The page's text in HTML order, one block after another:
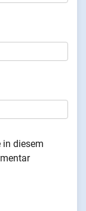
in diesem